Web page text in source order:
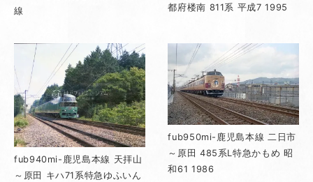
線
都府楼南 811系 平成7 1995
fub940mi-鹿児島本線 天拝山
～原田 キハ71系特急ゆふいん
fub950mi-鹿児島本線 二日市
～原田 485系L特急かもめ 昭
和61 1986